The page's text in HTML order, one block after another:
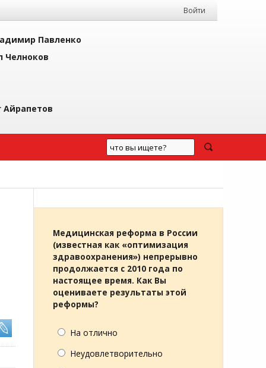
Войти
Павленко
Челноков
Айрапетов
Медицинская реформа в России
(известная как «оптимизация
здравоохранения») непрерывно
продолжается с 2010 года по
настоящее время. Как Вы
оцениваете результаты этой
реформы?
На отлично
Неудовлетворительно